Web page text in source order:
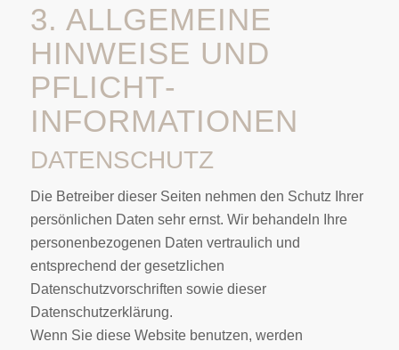
3. ALLGEMEINE
HINWEISE UND
PFLICHT­
INFORMATIONEN
DATENSCHUTZ
Die Betreiber dieser Seiten nehmen den Schutz Ihrer
persönlichen Daten sehr ernst. Wir behandeln Ihre
personenbezogenen Daten vertraulich und
entsprechend der gesetzlichen
Datenschutzvorschriften sowie dieser
Datenschutzerklärung.
Wenn Sie diese Website benutzen, werden